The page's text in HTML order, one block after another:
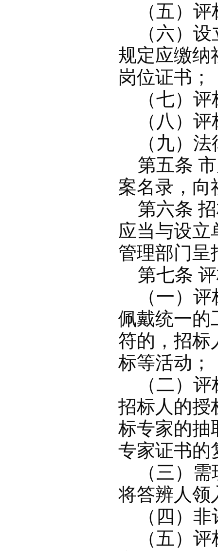
（五）评
（六）设
规定应缴纳
岗位证书；
（七）评
（八）评
（九）法
第五条 市
案名录，向
第六条 招
应当与设立
管理部门呈
第七条 评
（一）评
佩戴统一的
符的，招标
标等活动；
（二）评
招标人的授
标专家的抽
专家证书的
（三）需
将答辨人领
（四）非
（五）评